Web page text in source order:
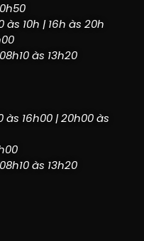
às 10h | 16h às 20h
08h10 às 13h20
às 16h00 | 20h00 às
08h10 às 13h20